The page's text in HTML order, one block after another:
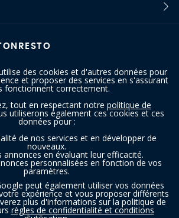
des cookies et d'autres données pour
et proposer des services en s'assurant
fonctionnent correctement.
tout en respectant notre politique de
utiliserons également ces cookies et ces
données pour :
de nos services et en développer de
nouveaux.
annonces en évaluant leur efficacité.
personnalisées en fonction de vos
paramètres.
peut également utiliser vos données
expérience et vous proposer différents
plus d'informations sur la politique de
règles de confidentialité et conditions
trouvetonresto.be ‐ Tous droits réservés | JDC